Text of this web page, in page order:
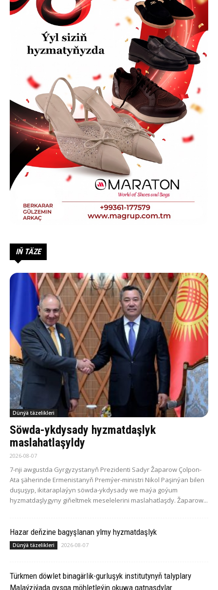
IŇ TÄZE
Dünýä täzelikleri
Söwda-ykdysady hyzmatdaşlyk
maslahatlaşyldy
2026-08-07
7-nji awgustda Gyrgyzystanyň Prezidenti Sadyr Žaparow Çolpon-
Ata şäherinde Ermenistanyň Premýer-ministri Nikol Paşinýan bilen
duşuşyp, ikitaraplaýyn söwda-ykdysady we maýa goýum
hyzmatdaşlygyny giňeltmek meselelerini maslahatlaşdy. Žaparow...
Hazar deňzine bagyşlanan ylmy hyzmatdaşlyk
Dünýä täzelikleri 2026-08-07
Türkmen döwlet binagärlik-gurluşyk institutynyň talyplary
Malaýziýada gysga möhletleýin okuwa gatnaşdylar